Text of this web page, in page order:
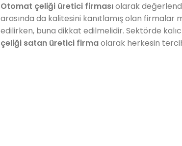
Otomat çeliği üretici firmasıolarak
arasında da kalitesini kanıtlamış olan
edilirken, buna dikkat edilmelidir. Sektörde
çeliği satan üretici firmaolarak herkesin